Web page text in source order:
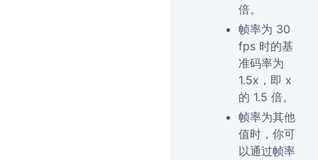
倍。
帧率为 30
fps 时的基
准码率为
1.5x，即 x
的 1.5 倍。
帧率为其他
值时，你可
以通过帧率